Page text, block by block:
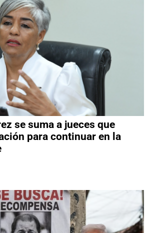
se suma a jueces que
para continuar en la